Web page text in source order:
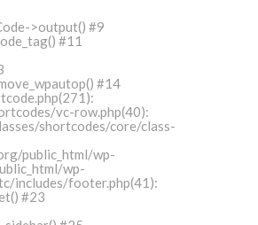
>output() #9
#11
#14
vc-row.php(40):
shortcodes/core/class-
public_html/wp-
wp-
includes/footer.php(41):
#23